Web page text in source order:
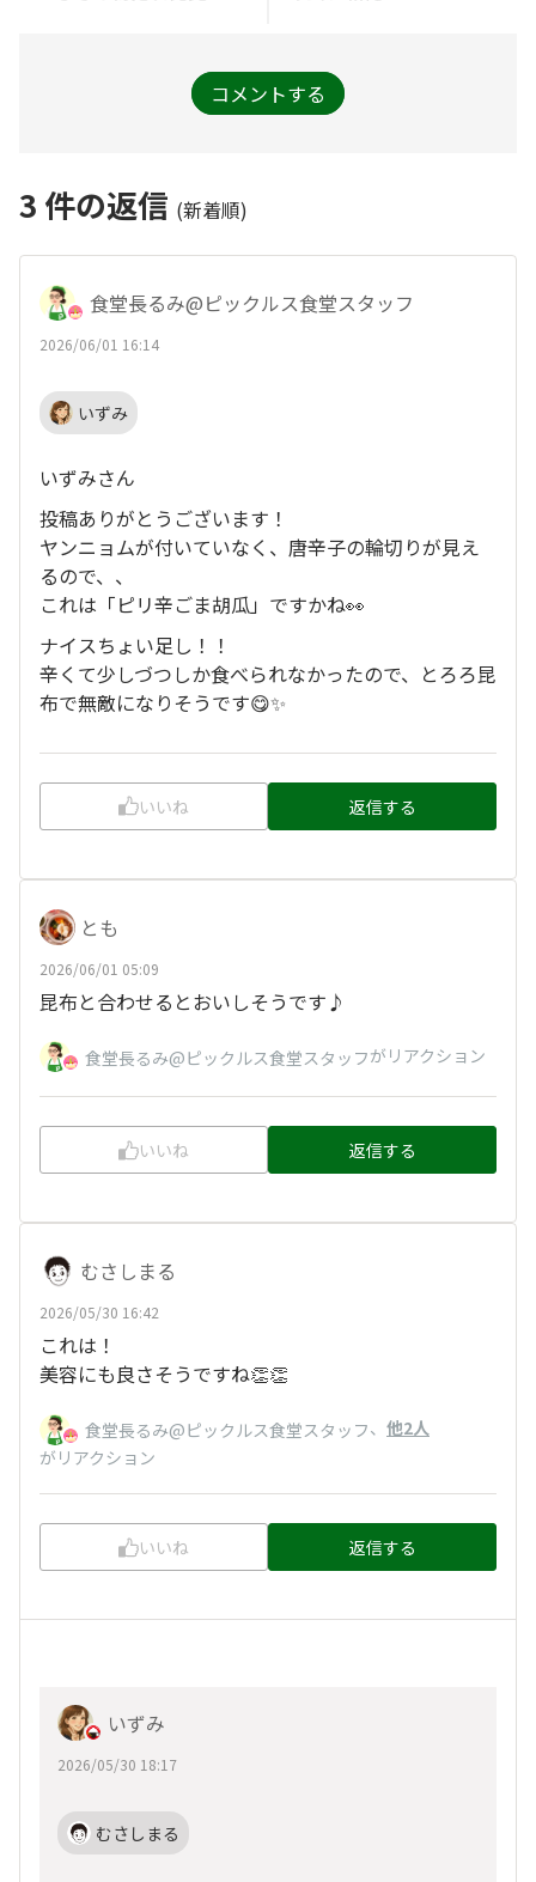
コメントする
3 件の返信 (新着順)
食堂長るみ@ピックルス食堂スタッフ
2026/06/01 16:14
いずみ
いずみさん
投稿ありがとうございます！
ヤンニョムが付いていなく、唐辛子の輪切りが見え
るので、、
これは「ピリ辛ごま胡瓜」ですかね👀
ナイスちょい足し！！
辛くて少しづつしか食べられなかったので、とろろ昆
布で無敵になりそうです😋✨
いいね 返信する
とも
2026/06/01 05:09
昆布と合わせるとおいしそうです♪
食堂長るみ@ピックルス食堂スタッフがリアクション
いいね 返信する
むさしまる
2026/05/30 16:42
これは！
美容にも良さそうですね👏👏
食堂長るみ@ピックルス食堂スタッフ、 他2人
がリアクション
いいね 返信する
いずみ
2026/05/30 18:17
むさしまる